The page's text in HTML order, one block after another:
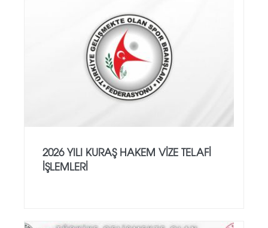
2026 YILI KURAŞ HAKEM VİZE TELAFİ
İŞLEMLERİ